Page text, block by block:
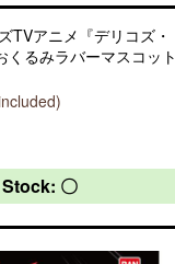
TVアニメ『デリコズ・
くるみラバーマスコット
Stock: 〇